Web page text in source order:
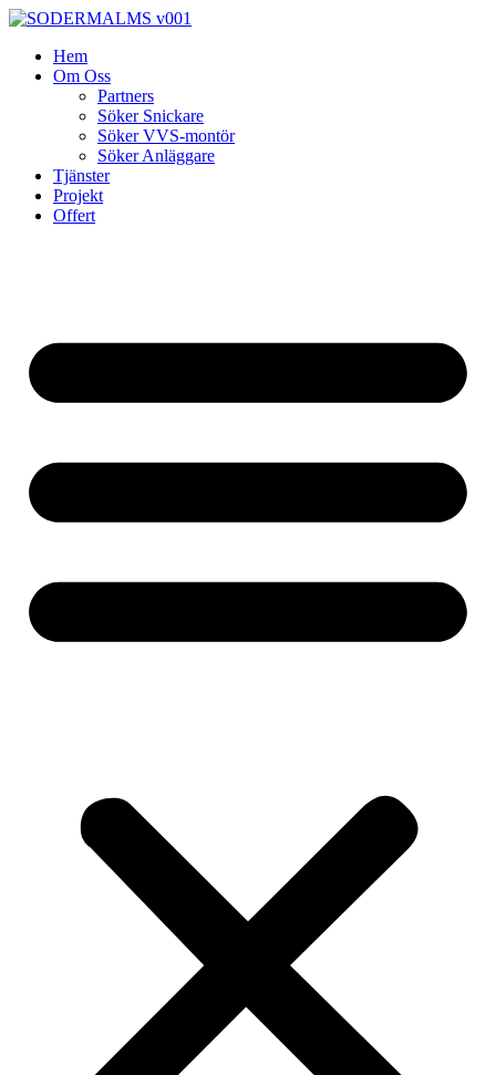
Skip
contentHem
Om Oss
Partners
Söker Snickare
Söker VVS-montör
Söker Anläggare
Tjänster
Projekt
Offert